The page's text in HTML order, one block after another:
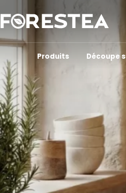
FORESTEA,
Produits Découpe